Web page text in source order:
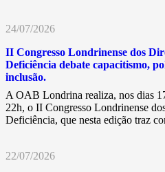
24/07/2026
II Congresso Londrinense dos
Deficiência debate capacitismo,
inclusão.
A OAB Londrina realiza, nos dias
22h, o II Congresso Londrinense
Deficiência, que nesta edição traz
22/07/2026